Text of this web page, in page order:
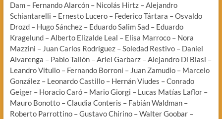
Dam – Fernando Alarcón – Nicolás Hirtz – Alejandro
Schiantarelli – Ernesto Lucero – Federico Tártara – Osvaldo
Drozd – Hugo Sánchez – Eduardo Salim Sad – Eduardo
Kragelund – Alberto Elizalde Leal – Elisa Marroco – Nora
Mazzini – Juan Carlos Rodríguez – Soledad Restivo – Daniel
Alvarenga – Pablo Tallón – Ariel Garbarz – Alejandro Di Blasi –
Leandro Vitullo – Fernando Borroni – Juan Zamudio – Marcelo
González – Leonardo Castillo – Hernán Viudes – Conrado
Geiger – Horacio Caró – Mario Giorgi – Lucas Matías Laflor –
Mauro Bonotto – Claudia Conteris – Fabián Waldman –
Roberto Parrottino – Gustavo Chirino – Walter Goobar –